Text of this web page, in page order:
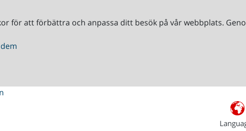
för att förbättra och anpassa ditt besök på vår webbplats.